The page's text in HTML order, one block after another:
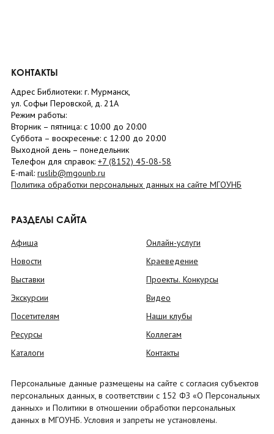
КОНТАКТЫ
Адрес Библиотеки: г. Мурманск,
ул. Софьи Перовской, д. 21А
Режим работы:
Вторник – пятница: с 10:00 до 20:00
Суббота – воскресенье: c 12:00 до 20:00
Выходной день – понедельник
Телефон для справок: +7 (8152) 45-08-58
E-mail: ruslib@mgounb.ru
Политика обработки персональных данных на сайте МГОУНБ
РАЗДЕЛЫ САЙТА
Афиша
Новости
Выставки
Экскурсии
Посетителям
Ресурсы
Каталоги
Онлайн-услуги
Краеведение
Проекты. Конкурсы
Видео
Наши клубы
Коллегам
Контакты
Персональные данные размещены на сайте с согласия субъектов
персональных данных, в соответствии с 152 ФЗ «О Персональных
данных» и Политики в отношении обработки персональных
данных в МГОУНБ. Условия и запреты не установлены.